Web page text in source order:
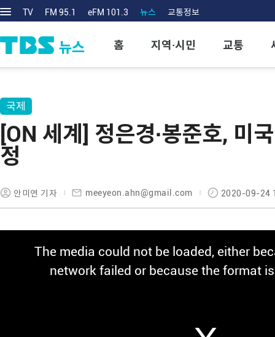
TV FM 95.1 eFM 101.3 뉴스 교통정보
홈 지역·시민 교통
국제
[ON 세계] 정은경∙봉준호, 미
정
안미연 기자 meeyeon.ahn@gmail.com 2020-09-24
The media could not be loaded, either
network failed or because the format